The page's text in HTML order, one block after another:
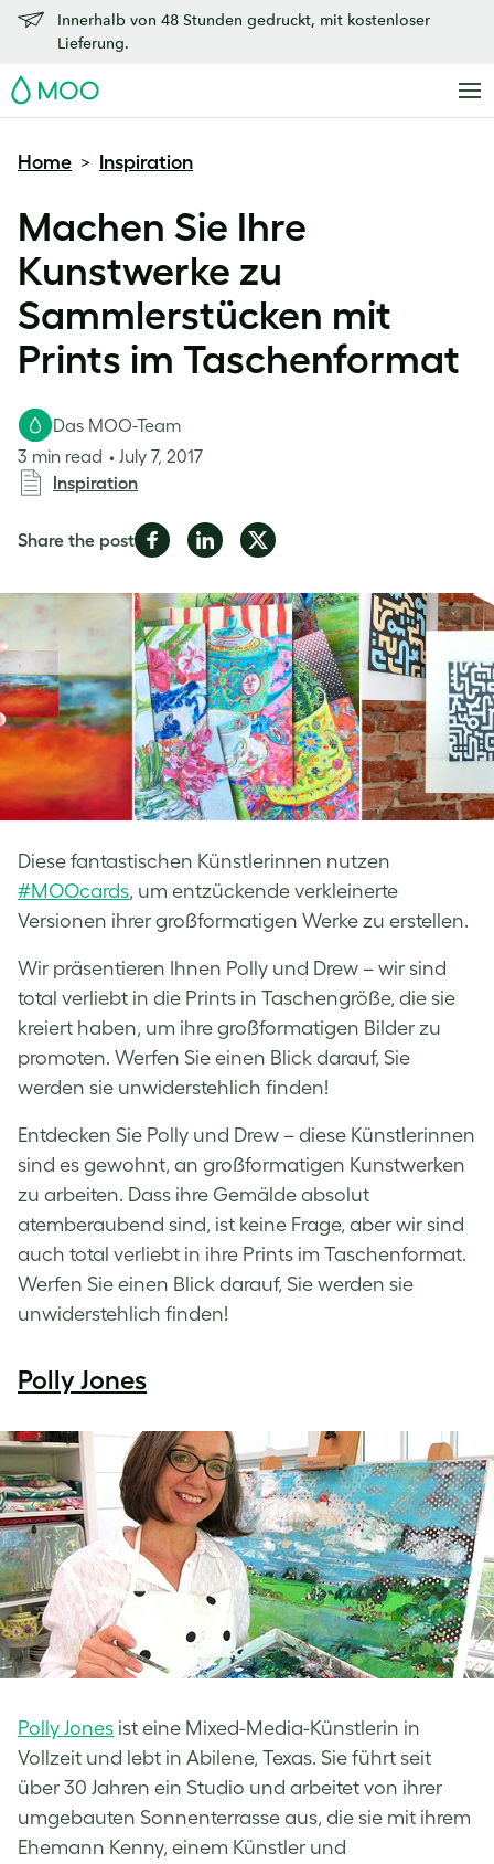
Innerhalb von 48 Stunden gedruckt, mit kostenloser
Lieferung.
MOO
Home > Inspiration
Machen Sie Ihre
Kunstwerke zu
Sammlerstücken mit
Prints im Taschenformat
Das MOO-Team
3 min read
July 7, 2017
Inspiration
Share the postShare
Facebook
Share
LinkedIn
Share
Twitter
Diese fantastischen Künstlerinnen nutzen
#MOOcards, um entzückende verkleinerte
Versionen ihrer großformatigen Werke zu erstellen.
Wir präsentieren Ihnen Polly und Drew – wir sind
total verliebt in die Prints in Taschengröße, die sie
kreiert haben, um ihre großformatigen Bilder zu
promoten. Werfen Sie einen Blick darauf, Sie
werden sie unwiderstehlich finden!
Entdecken Sie Polly und Drew – diese Künstlerinnen
sind es gewohnt, an großformatigen Kunstwerken
zu arbeiten. Dass ihre Gemälde absolut
atemberaubend sind, ist keine Frage, aber wir sind
auch total verliebt in ihre Prints im Taschenformat.
Werfen Sie einen Blick darauf, Sie werden sie
unwiderstehlich finden!
Polly Jones
Polly Jones ist eine Mixed-Media-Künstlerin in
Vollzeit und lebt in Abilene, Texas. Sie führt seit
über 30 Jahren ein Studio und arbeitet von ihrer
umgebauten Sonnenterrasse aus, die sie mit ihrem
Ehemann Kenny, einem Künstler und